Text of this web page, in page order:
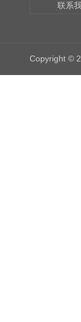
联系
Copyright ©